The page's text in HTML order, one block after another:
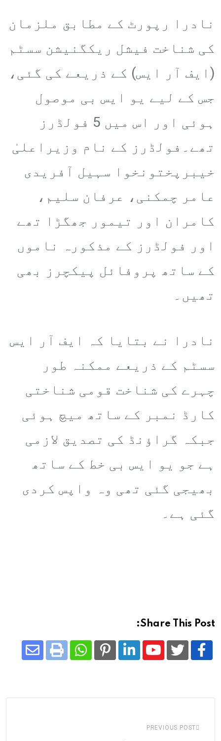
نادرا رپورٹ کے مطابق ملزمان
کی شناخت فیشل ریکگنیشن سسٹم
(ایف آر ایس) کے ذریعے کی گئی،
جس کے لیے یو ایس بی موصول
ہوئی اور اس میں 5 فولڈرز
تھے۔فولڈرز کے نام وزیراعلیٰ
خیبرپختونخوا سہیل آفریدی
عامر چمکنی، عرفان سلیم،
کامران اور تیمور جھگڑا تھے
اور فولڈرز کے مذکورہ ناموں
کے ساتھ پروفائل پیکچرز بھی
تھیں۔
نادرا نے بتایا کہ ایف آر ایس
سسٹم کے ذریعے ممکنہ طور
چہرے کی شناخت قومی شناختی
کارڈ نمبر کے ساتھ میچ ہوئی
جبکہ گراؤنڈ کی تصدیق لازمی
ہے جو یو ایس بی خط کے ساتھ
بھیجی گئی تھی وہ واپس کردی
گئی ہے۔
Share This Post:
Youtube
LinkedIn
Pinterest
Whatsapp
Print
PREVIOUS POST